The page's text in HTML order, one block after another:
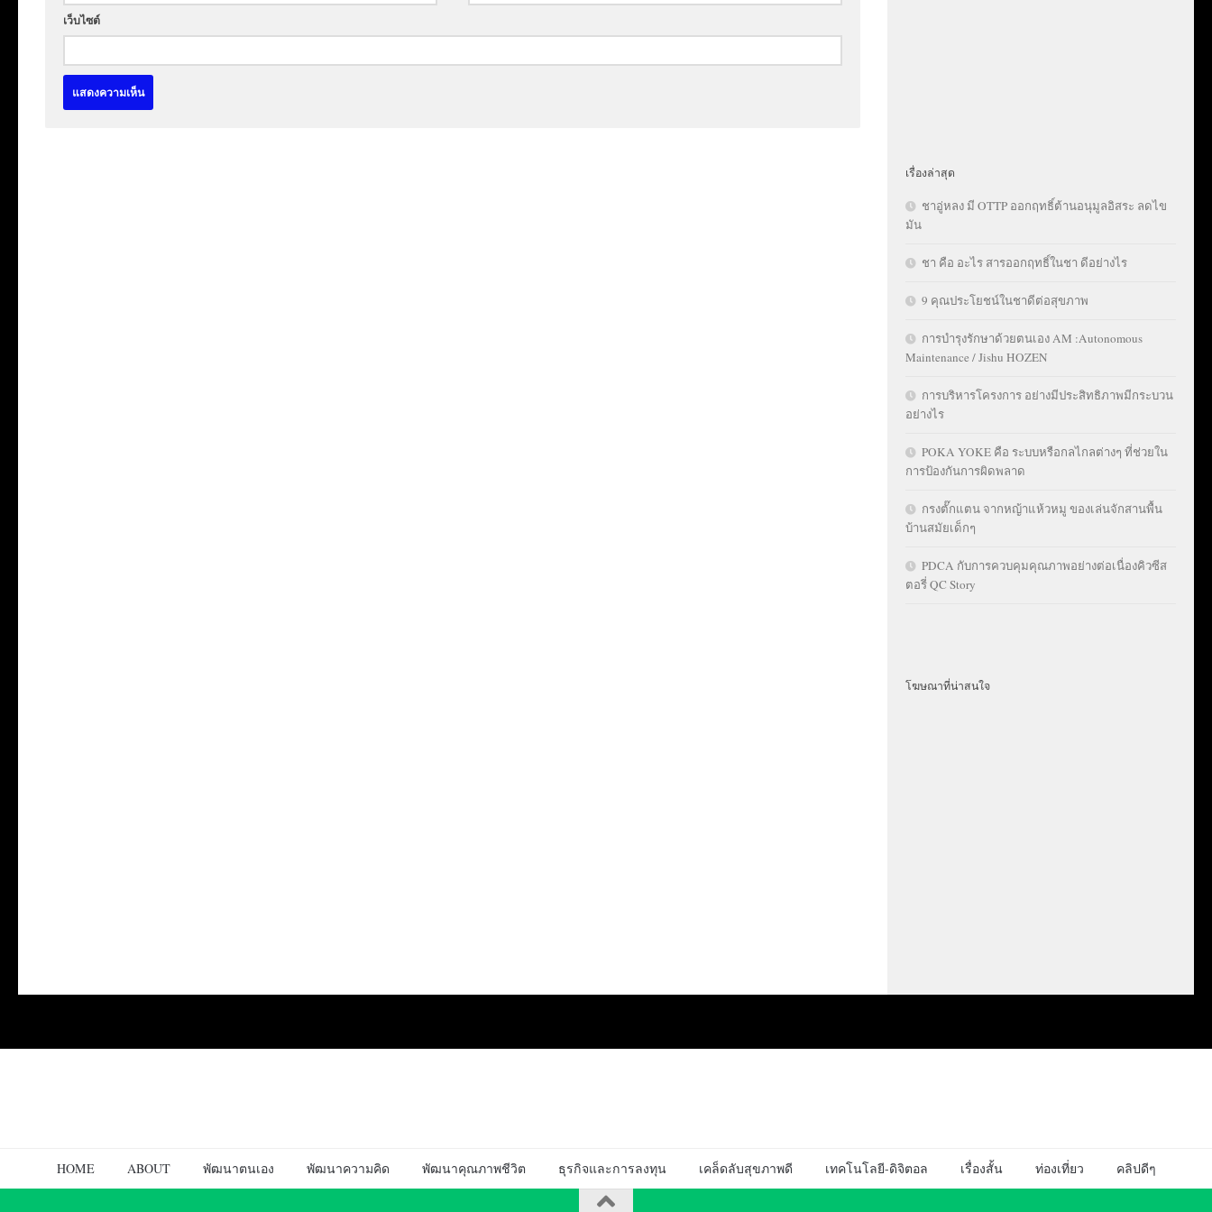
เว็บไซต์
เรื่องล่าสุด
ชาอู่หลง มี OTTP ออกฤทธิ์ต้านอนุมูลอิสระ ลดไข
มัน
ชา คือ อะไร สารออกฤทธิ์ในชา ดีอย่างไร
9 คุณประโยชน์ในชาดีต่อสุขภาพ
การบำรุงรักษาด้วยตนเอง AM :Autonomous
Maintenance / Jishu HOZEN
การบริหารโครงการ อย่างมีประสิทธิภาพมีกระบวน
อย่างไร
POKA YOKE คือ ระบบหรือกลไกลต่างๆ ที่ช่วยใน
การป้องกันการผิดพลาด
กรงตั๊กแตน จากหญ้าแห้วหมู ของเล่นจักสานพื้น
บ้านสมัยเด็กๆ
PDCA กับการควบคุมคุณภาพอย่างต่อเนื่องคิวซีส
ตอรี่ QC Story
โฆษณาที่น่าสนใจ
HOME ABOUT พัฒนาตนเอง พัฒนาความคิด พัฒนาคุณภาพชีวิต ธุรกิจและการลงทุน เคล็ดลับสุขภาพดี เทคโนโลยี-ดิจิตอล เรื่องสั้น ท่องเที่ยว คลิปดีๆ